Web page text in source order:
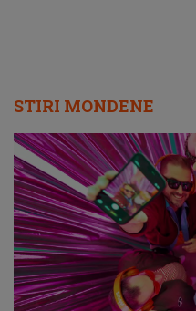
STIRI MONDENE